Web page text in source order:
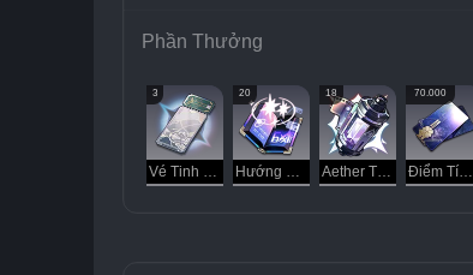
Phần Thưởng
3
Vé Tinh Cầu
20
Hướng Dẫn Dạo Chơi
18
Aether Tinh Luyện
70.000
Điểm Tín Dụng